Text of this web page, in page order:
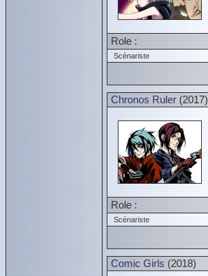
Role :
Scénariste
Chronos Ruler (2017)
Role :
Scénariste
Comic Girls (2018)